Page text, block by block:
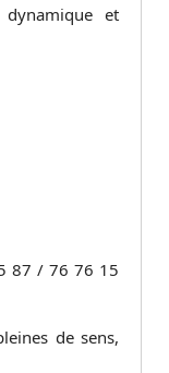
dynamique et
87 / 76 76 15
de sens,